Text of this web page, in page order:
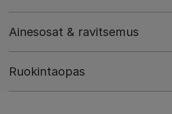
Ainesosat & ravitsemus
Ruokintaopas